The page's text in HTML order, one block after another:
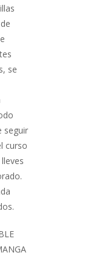
se
seguir
curso